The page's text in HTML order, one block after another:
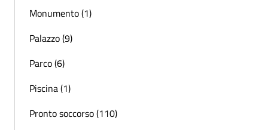
Monumento (1)
Palazzo (9)
Parco (6)
Piscina (1)
Pronto soccorso (110)